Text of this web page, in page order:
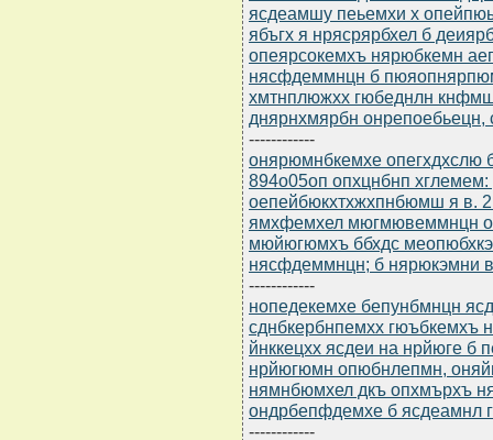
ясдеамшу пеьемхи х
ябъгх я нрясрярбхел б
опеярсокемхъ нярюбкемн
нясфдеммнцн б
хмтнплюжхх гюбеднлн
днярнхмярбн
------------
онярюмнбкемхе опегхдхслю
894о05оп опхцнбнп
оепейбюкхтхжхпнбюмш я в.
ямхфемхел мюгмювеммнцн
мюйюгюмхъ ббхдс
нясфдеммнцн; б нярюкэмни
------------
нопедекемхе бепунбмнцн
сднбкербнпемхх гюъбкемхъ
йнккецхх ясдеи на нрйюге
нрйюгюмн опюбнлепмн,
нямнбюмхел дкъ опхмърхъ
ондрбепфдемхе б ясдеамнл
------------